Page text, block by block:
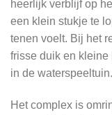
heerlijk verblijf op
een klein stukje te
tenen voelt. Bij het
frisse duik en
in de waterspeeltuin.
Het complex is